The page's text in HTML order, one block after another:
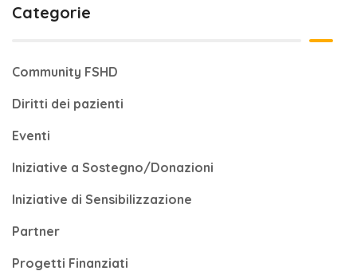
Categorie
Community FSHD
Diritti dei pazienti
Eventi
Iniziative a Sostegno/Donazioni
Iniziative di Sensibilizzazione
Partner
Progetti Finanziati